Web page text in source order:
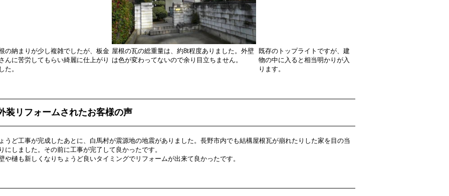
の納まりが少し複雑でしたが、板金
んに苦労してもらい綺麗に仕上がり
た。
屋根の瓦の総重量は、約8t程度ありました。外壁
は色が変わってないので余り目立ちません。
既存のトップライトですが、建
物の中に入ると相当明かりが入
ります。
装リフォームされたお客様の声
うど工事が完成したあとに、白馬村が震源地の地震がありました。長野市内でも結構屋根瓦が崩れたりした家を目の当
にしました。その前に工事が完了して良かったです。
や樋も新しくなりちょうど良いタイミングでリフォームが出来て良かったです。